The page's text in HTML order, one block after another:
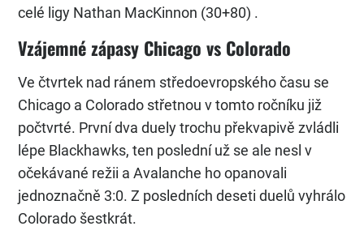
celé ligy Nathan MacKinnon (30+80) .
Vzájemné zápasy Chicago vs Colorado
Ve čtvrtek nad ránem středoevropského času se
Chicago a Colorado střetnou v tomto ročníku již
počtvrté. První dva duely trochu překvapivě zvládli
lépe Blackhawks, ten poslední už se ale nesl v
očekávané režii a Avalanche ho opanovali
jednoznačně 3:0. Z posledních deseti duelů vyhrálo
Colorado šestkrát.